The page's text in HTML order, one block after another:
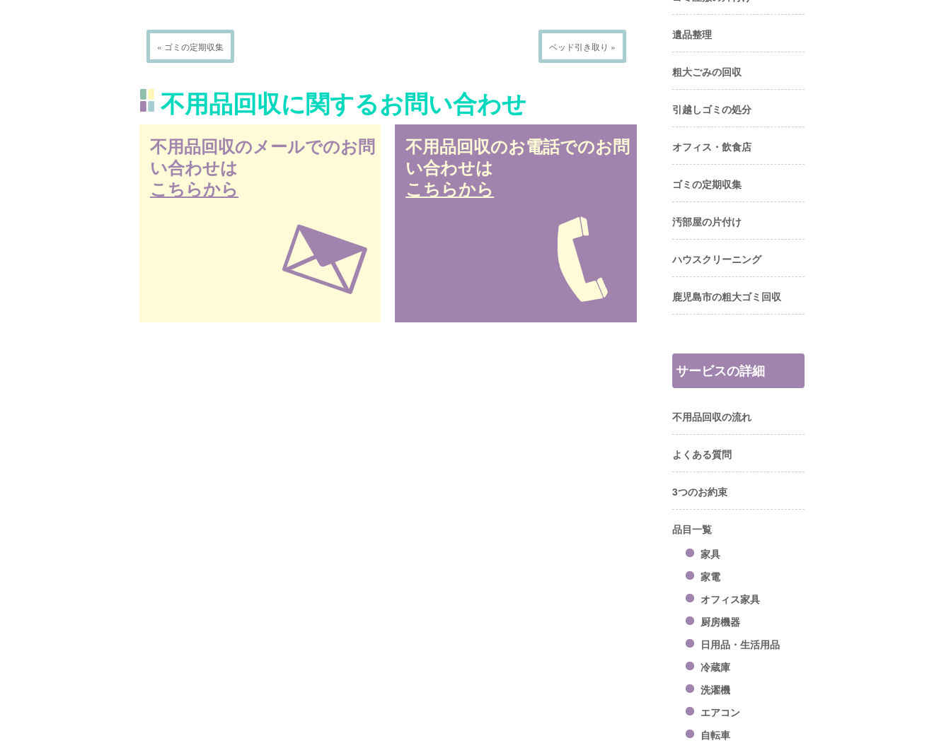
« ゴミの定期収集 ベッド引き取り »
不用品回収に関するお問い合わせ
不用品回収のメールでのお問
い合わせは
こちらから
不用品回収のお電話でのお問
い合わせは
こちらから
遺品整理
粗大ごみの回収
引越しゴミの処分
オフィス・飲食店
ゴミの定期収集
汚部屋の片付け
ハウスクリーニング
鹿児島市の粗大ゴミ回収
サービスの詳細
不用品回収の流れ
よくある質問
3つのお約束
品目一覧
家具
家電
オフィス家具
厨房機器
日用品・生活用品
冷蔵庫
洗濯機
エアコン
自転車